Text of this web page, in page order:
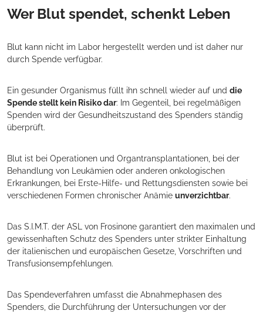
Wer Blut spendet, schenkt Leben
Blut kann nicht im Labor hergestellt werden und ist daher nur
durch Spende verfügbar.
Ein gesunder Organismus füllt ihn schnell wieder auf und die
Spende stellt kein Risiko dar: Im Gegenteil, bei regelmäßigen
Spenden wird der Gesundheitszustand des Spenders ständig
überprüft.
Blut ist bei Operationen und Organtransplantationen, bei der
Behandlung von Leukämien oder anderen onkologischen
Erkrankungen, bei Erste-Hilfe- und Rettungsdiensten sowie bei
verschiedenen Formen chronischer Anämie unverzichtbar.
Das S.I.M.T. der ASL von Frosinone garantiert den maximalen und
gewissenhaften Schutz des Spenders unter strikter Einhaltung
der italienischen und europäischen Gesetze, Vorschriften und
Transfusionsempfehlungen.
Das Spendeverfahren umfasst die Abnahmephasen des
Spenders, die Durchführung der Untersuchungen vor der